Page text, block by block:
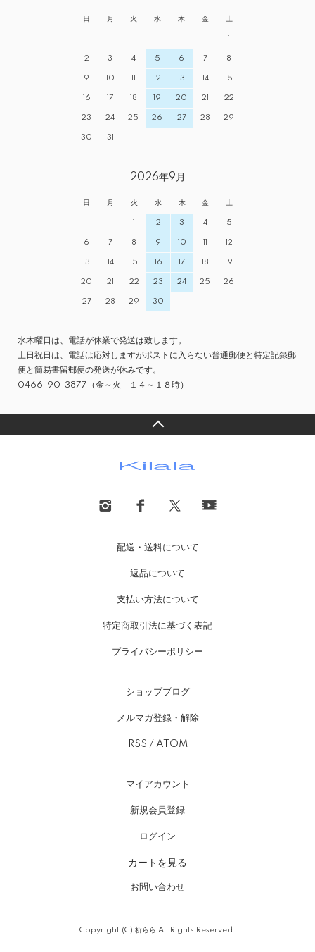
日 月 火 水 木 金 土
1
2 3 4 5 6 7 8
9 10 11 12 13 14 15
16 17 18 19 20 21 22
23 24 25 26 27 28 29
30 31
2026年9月
日 月 火 水 木 金 土
1 2 3 4 5
6 7 8 9 10 11 12
13 14 15 16 17 18 19
20 21 22 23 24 25 26
27 28 29 30
水木曜日は、電話が休業で発送は致します。
土日祝日は、電話は応対しますがポストに入らない普通郵便と特定記録郵
便と簡易書留郵便の発送が休みです。
0466-90-3877（金～火 １４～１８時）
配送・送料について
返品について
支払い方法について
特定商取引法に基づく表記
プライバシーポリシー
ショップブログ
メルマガ登録・解除
RSS / ATOM
マイアカウント
新規会員登録
ログイン
カートを見る
お問い合わせ
Copyright (C) 祈らら All Rights Reserved.